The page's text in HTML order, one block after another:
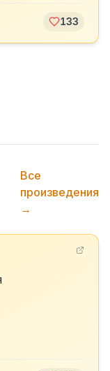
133
Все
произведения
→